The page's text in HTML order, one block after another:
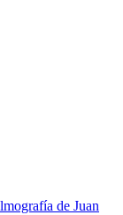
de Juan